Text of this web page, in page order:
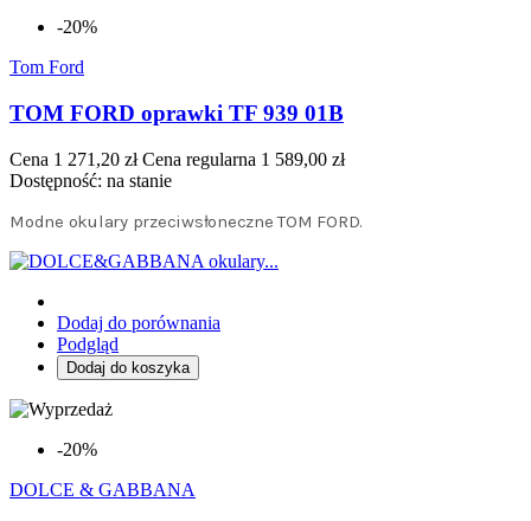
-20%
Tom Ford
TOM FORD oprawki TF 939 01B
Cena 1 271,20 zł Cena regularna 1 589,00 zł
Dostępność: na stanie
Modne okulary przeciwsłoneczne TOM FORD.
Dodaj do porównania
Podgląd
Dodaj do koszyka
-20%
DOLCE & GABBANA